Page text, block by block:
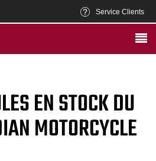
Service Clients
EN STOCK DU
MOTORCYCLE